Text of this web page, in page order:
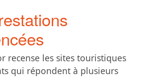
recense les sites touristiques
qui répondent à plusieurs